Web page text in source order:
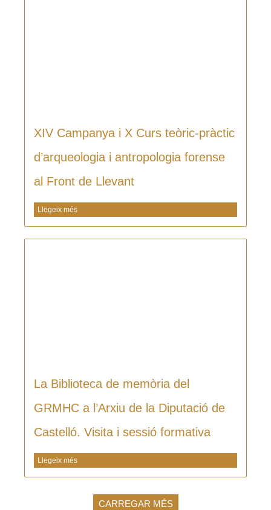
XIV Campanya i X Curs teòric-pràctic
d’arqueologia i antropologia forense
al Front de Llevant
Llegeix més
La Biblioteca de memòria del
GRMHC a l’Arxiu de la Diputació de
Castelló. Visita i sessió formativa
Llegeix més
CARREGAR MÉS